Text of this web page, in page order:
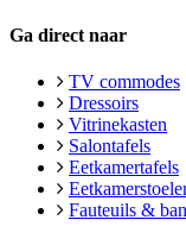
Ga direct naar
TV commodes
Dressoirs
Vitrinekasten
Salontafels
Eetkamertafels
Fauteuils &